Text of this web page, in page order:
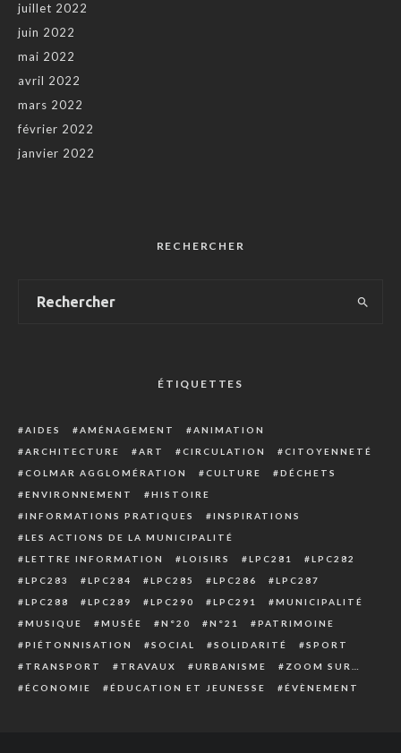
juillet 2022
juin 2022
mai 2022
avril 2022
mars 2022
février 2022
janvier 2022
RECHERCHER
ÉTIQUETTES
AIDES AMÉNAGEMENT
ANIMATION
ARCHITECTURE
ART CIRCULATION
CITOYENNETÉ
COLMAR AGGLOMÉRATION
CULTURE
DÉCHETS
ENVIRONNEMENT
HISTOIRE
INFORMATIONS PRATIQUES
INSPIRATIONS
LES ACTIONS DE LA MUNICIPALITÉ
LETTRE INFORMATION
LOISIRS LPC281
LPC282
LPC283
LPC284 LPC285 LPC286
LPC287
LPC288
LPC289 LPC290 LPC291
MUNICIPALITÉ
MUSIQUE
MUSÉE N°20 N°21
PATRIMOINE
PIÉTONNISATION
SOCIAL SOLIDARITÉ
SPORT
TRANSPORT
TRAVAUX URBANISME
ZOOM SUR…
ÉCONOMIE
ÉDUCATION ET JEUNESSE ÉVÈNEMENT